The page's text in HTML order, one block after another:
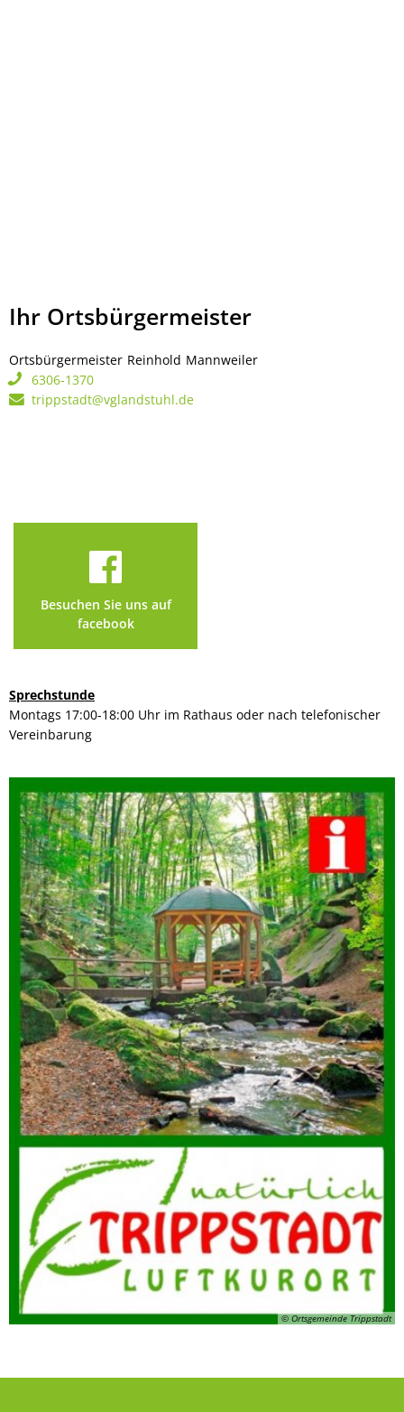
Ihr Ortsbürgermeister
Ortsbürgermeister Reinhold Mannweiler
6306-1370
trippstadt@vglandstuhl.de
Besuchen Sie uns auf
facebook
Sprechstunde
Montags 17:00-18:00 Uhr im Rathaus oder nach telefonischer
Vereinbarung
© Ortsgemeinde Trippstadt